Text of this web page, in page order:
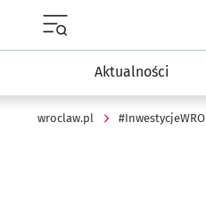
Aktualności
wroclaw.pl #InwestycjeWRO